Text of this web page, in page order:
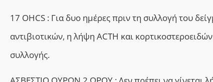
17 OHCS : Για δυο ημέρες πριν τη συλλογή του
αντιβιοτικών, η λήψη ACTH και
συλλογής.